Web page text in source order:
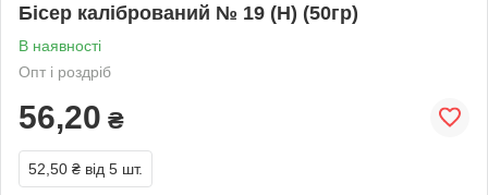
Бісер калібрований № 19 (Н) (50гр)
В наявності
Опт і роздріб
56,20 ₴
52,50 ₴ від 5 шт.